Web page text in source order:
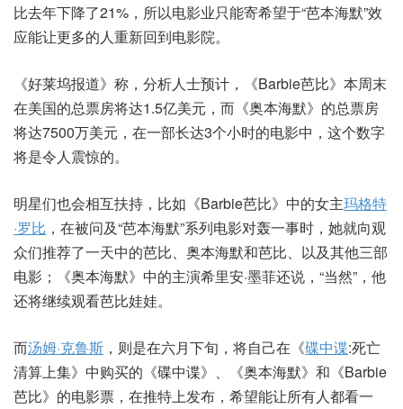
比去年下降了21%，所以电影业只能寄希望于“芭本海默”效
应能让更多的人重新回到电影院。
《好莱坞报道》称，分析人士预计，《Barbie芭比》本周末
在美国的总票房将达1.5亿美元，而《奥本海默》的总票房
将达7500万美元，在一部长达3个小时的电影中，这个数字
将是令人震惊的。
明星们也会相互扶持，比如《Barbie芭比》中的女主玛格特
·罗比 ，在被问及“芭本海默”系列电影对轰一事时，她就向观
众们推荐了一天中的芭比、奥本海默和芭比、以及其他三部
电影；《奥本海默》中的主演希里安·墨菲还说，“当然”，他
还将继续观看芭比娃娃。
而汤姆·克鲁斯 ，则是在六月下旬，将自己在《碟中谍:死亡
清算上集》中购买的《碟中谍》、《奥本海默》和《Barbie
芭比》的电影票，在推特上发布，希望能让所有人都看一